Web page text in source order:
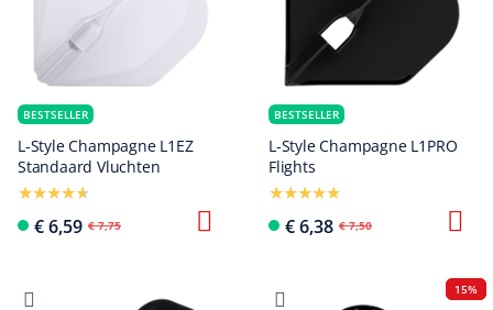
BESTSELLER
L-Style Champagne L1EZ
Standaard Vluchten
€ 6,59 € 7,75
BESTSELLER
L-Style Champagne L1PRO
Flights
€ 6,38 € 7,50
15%